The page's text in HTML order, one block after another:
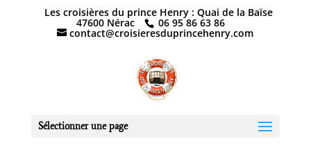
Les croisières du prince Henry : Quai de la Baïse
47600 Nérac 06 95 86 63 86
contact@croisieresduprincehenry.com
Sélectionner une page